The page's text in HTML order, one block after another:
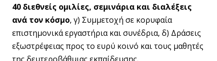
40 διεθνείς ομιλίες, σεμινάρια και διαλέξεις
ανά τον κόσμο, γ) Συμμετοχή σε κορυφαία
επιστημονικά εργαστήρια και συνέδρια, δ) Δράσεις
εξωστρέφειας προς το ευρύ κοινό και τους μαθητές